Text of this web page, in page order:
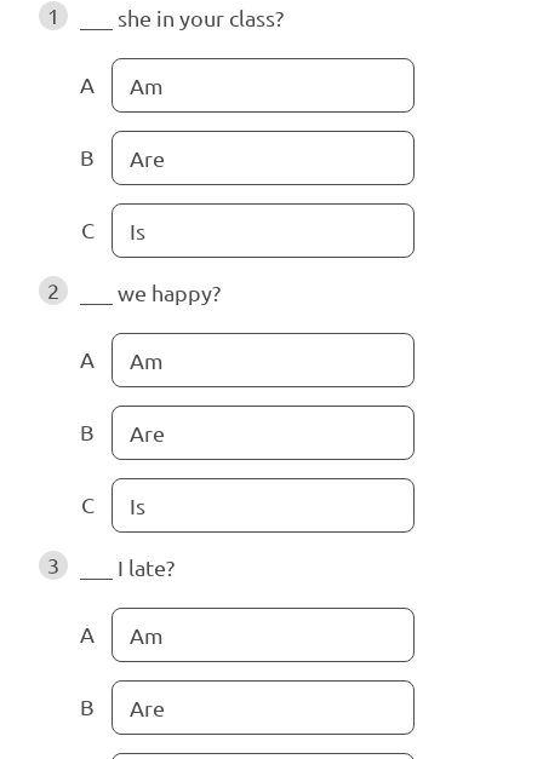
1 ___ she in your class?
A Am
B Are
C Is
2 ___ we happy?
A Am
B Are
C Is
3 ___ I late?
A Am
B Are